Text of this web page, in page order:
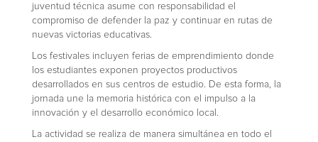
juventud técnica asume con responsabilidad el
compromiso de defender la paz y continuar en rutas de
nuevas victorias educativas.
Los festivales incluyen ferias de emprendimiento donde
los estudiantes exponen proyectos productivos
desarrollados en sus centros de estudio. De esta forma, la
jornada une la memoria histórica con el impulso a la
innovación y el desarrollo económico local.
La actividad se realiza de manera simultánea en todo el